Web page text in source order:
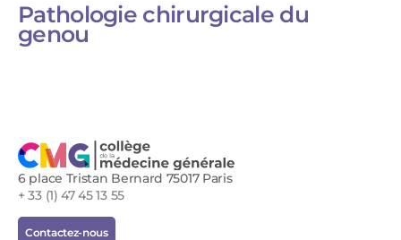
Pathologie chirurgicale du
genou​
6 place Tristan Bernard 75017 Paris
+ 33 (1) 47 45 13 55
Contactez-nous